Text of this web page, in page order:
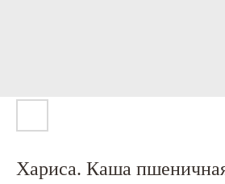
Хариса. Каша